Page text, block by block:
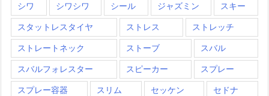
シワ シワシワ シール ジャズミン スキー
スタットレスタイヤ ストレス ストレッチ
ストレートネック ストーブ スバル
スバルフォレスター スピーカー スプレー
スプレー容器 スリム セッケン セドナ